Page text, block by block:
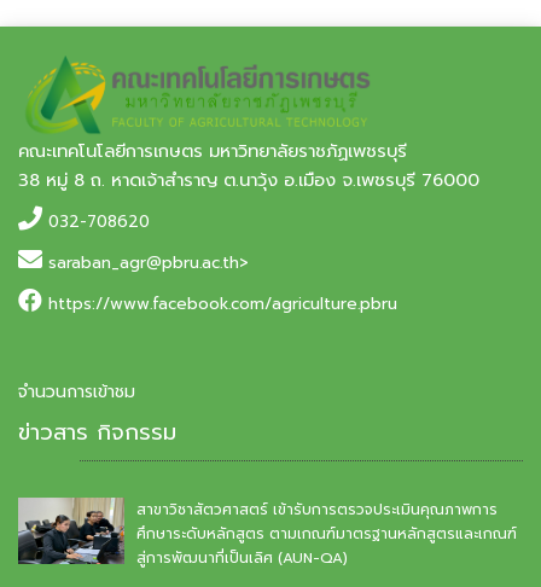
คณะเทคโนโลยีการเกษตร มหาวิทยาลัยราชภัฏเพชรบุรี
38 หมู่ 8 ถ. หาดเจ้าสำราญ ต.นาวุ้ง อ.เมือง จ.เพชรบุรี 76000
032-708620
saraban_agr@pbru.ac.th>
https://www.facebook.com/agriculture.pbru
จำนวนการเข้าชม
ข่าวสาร กิจกรรม
สาขาวิชาสัตวศาสตร์ เข้ารับการตรวจประเมินคุณภาพการ
ศึกษาระดับหลักสูตร ตามเกณฑ์มาตรฐานหลักสูตรและเกณฑ์
สู่การพัฒนาที่เป็นเลิศ (AUN-QA)